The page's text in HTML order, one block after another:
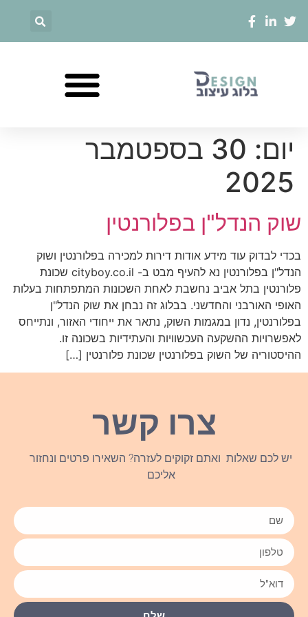
יום:
30 בספטמבר
2025
שוק הנדל"ן בפלורנטין
בכדי לבדוק עוד מידע אודות דירות למכירה בפלורנטין ושוק
הנדל"ן בפלורנטין נא להעיף מבט ב- cityboy.co.il שכונת
פלורנטין בתל אביב נחשבת לאחת השכונות המתפתחות בעלות
האופי האורבני והחדשני. בבלוג זה נבחן את שוק הנדל"ן
בפלורנטין, נדון במגמות השוק, נתאר את ייחודי האזור, ונתייחס
לאפשרויות ההשקעה העכשוויות והעתידיות בשכונה זו.
ההיסטוריה של השוק בפלורנטין שכונת פלורנטין […]
צרו קשר
יש לכם שאלות ואתם זקוקים לעזרה? השאירו פרטים ונחזור
אליכם